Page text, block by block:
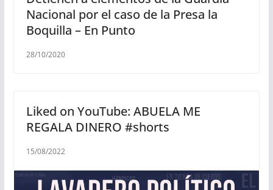
Nacional por el caso de la Presa la
Boquilla – En Punto
28/10/2020
Liked on YouTube: ABUELA ME
REGALA DINERO #shorts
15/08/2022